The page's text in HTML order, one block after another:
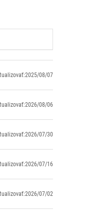
08/07
08/06
07/30
07/16
07/02